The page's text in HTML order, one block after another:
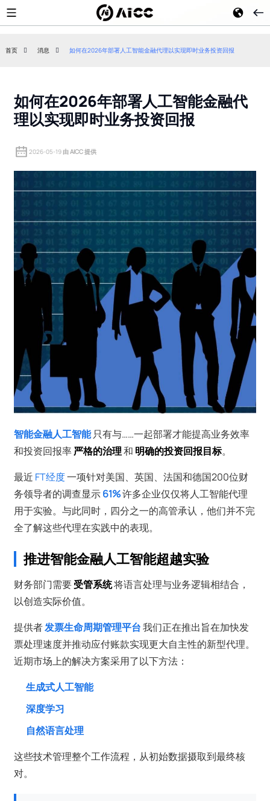
向企业客户的AI销售竞赛
出 Halo 深度伪
首页 消息 如何在2026年部署人工智能金融代理以实现即时业务投资回报
如何在2026年部署人工智能金融代
理以实现即时业务投资回报
2026-05-19 由 AICC 提供
智能金融人工智能只有与……一起部署才能提高业务效率
和投资回报率严格的治理和 明确的投资回报目标。
最近 FT经度一项针对美国、英国、法国和德国200位财
务领导者的调查显示61%许多企业仅仅将人工智能代理
用于实验。与此同时，四分之一的高管承认，他们并不完
全了解这些代理在实践中的表现。
推进智能金融人工智能超越实验
财务部门需要受管系统将语言处理与业务逻辑相结合，
以创造实际价值。
提供者发票生命周期管理平台我们正在推出旨在加快发
票处理速度并推动应付账款实现更大自主性的新型代理。
近期市场上的解决方案采用了以下方法：
生成式人工智能
深度学习
自然语言处理
这些技术管理整个工作流程，从初始数据摄取到最终核
对。